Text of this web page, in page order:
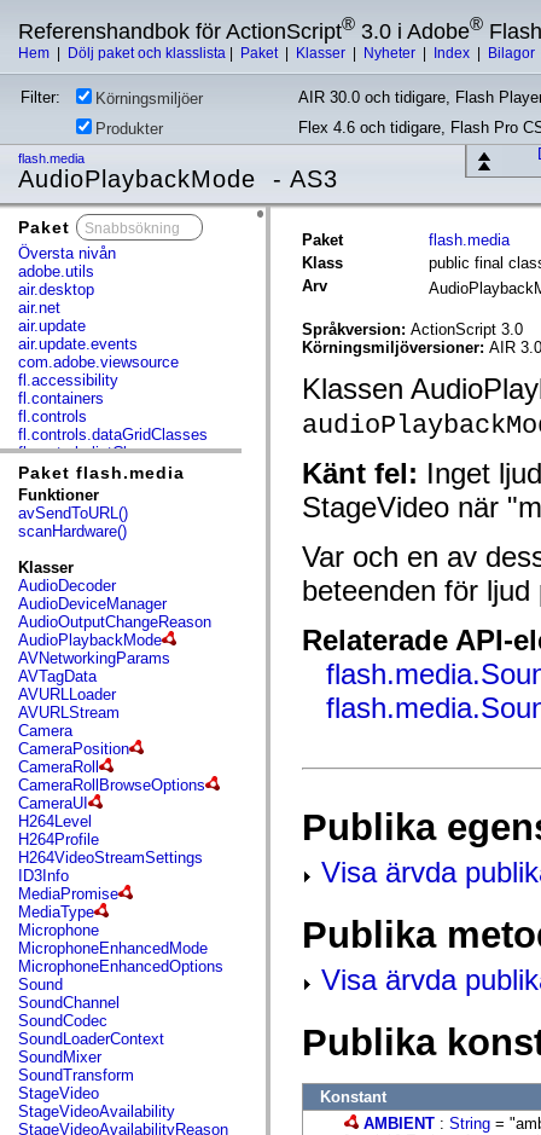
Referenshandbok för ActionScript® 3.0 i Adobe® Flash
Hem Dölj paket och klasslista Paket Klasser Nyheter Index Bilagor
Filter: Körningsmiljöer
AIR 30.0 och tidigare, Flash
Produkter
Flex 4.6 och tidigare, Flash Pro
flash.media
AudioPlaybackMode - AS3
Paket
Översta nivån
adobe.utils
air.desktop
air.net
air.update
air.update.events
com.adobe.viewsource
fl.accessibility
fl.containers
fl.controls
fl.controls.dataGridClasses
fl.controls.listClasses
fl.controls.progressBarClasses
fl.core
fl.data
fl.display
fl.ik
fl.lang
fl.livepreview
fl.managers
fl.motion
fl.motion.easing
fl.rsl
fl.text
fl.transitions
fl.transitions.easing
fl.video
flash.accessibility
flash.concurrent
flash.crypto
flash.data
flash.desktop
flash.display
flash.display3D
flash.display3D.textures
flash.errors
flash.events
flash.external
flash.filesystem
flash.filters
flash.geom
flash.globalization
flash.html
flash.media
flash.net
flash.net.dns
flash.net.drm
flash.notifications
Paket flash.media
Funktioner
avSendToURL()
scanHardware()
Klasser
AudioDecoder
AudioDeviceManager
AudioOutputChangeReason
AudioPlaybackMode
AVNetworkingParams
AVTagData
AVURLLoader
AVURLStream
Camera
CameraPosition
CameraRoll
CameraRollBrowseOptions
CameraUI
H264Level
H264Profile
H264VideoStreamSettings
ID3Info
MediaPromise
MediaType
Microphone
MicrophoneEnhancedMode
MicrophoneEnhancedOptions
Sound
SoundChannel
SoundCodec
SoundLoaderContext
SoundMixer
SoundTransform
StageVideo
StageVideoAvailability
StageVideoAvailabilityReason
Paket
flash.media
Klass
public final
Arv
Språkversion: ActionScript 3.0
Körningsmiljöversioner: AIR 3.0
Klassen
Känt fel: Inget
StageVideo när
Var och en av
beteenden för
Relaterade API-
Publika
Visa ärvda
Publika
Visa ärvda
Publika
Konstant
AMBIENT : String =